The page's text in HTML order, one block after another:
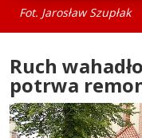
Fot. Jarosław Szupłak
Ruch
potrwa